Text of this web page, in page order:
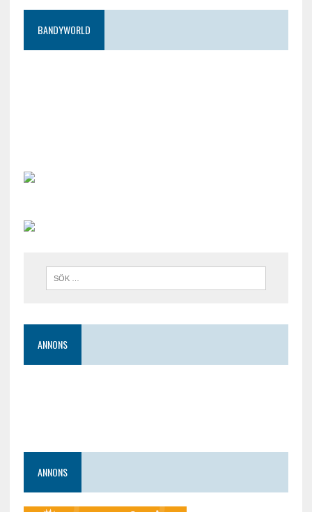
BANDYWORLD
ANNONS
ANNONS